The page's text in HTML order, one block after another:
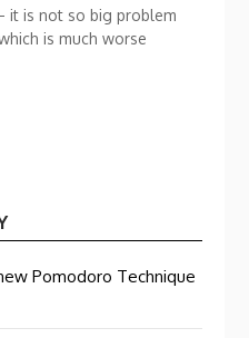
it is not so big problem
is much worse
Pomodoro Technique